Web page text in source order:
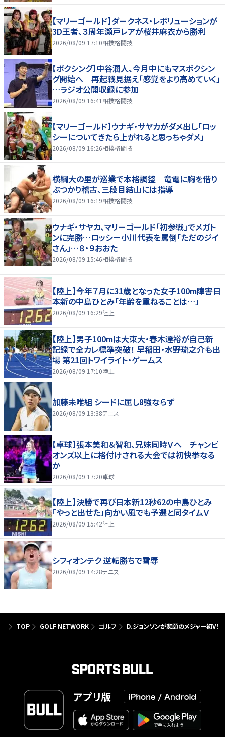
【マリーゴールド】ダークネス・レボリューションが
3D王者、３周年瀬戸レアが桜井麻衣から勝利
2026/08/09 17:10相撲格闘技
【ボクシング】中谷潤人、今月中にもマスボクシン
グ開始へ 再起戦見据え「感覚をより高めていく」
…ラジオ公開収録に参加
2026/08/09 16:41 相撲格闘技
【マリーゴールド】ウナギ・サヤカがダメ出し「ロッ
シーについてきたら上がれると思っちゃダメ」
2026/08/09 16:26相撲格闘技
横綱大の里が巡業で本格調整 竜電に胸を借り
ぶつかり稽古、三段目結山には指導
2026/08/09 16:19相撲格闘技
ウナギ・サヤカ、マリーゴールド「初参戦」でメガト
ンに完勝…ロッシー小川代表を罵倒「ただのジイ
さん」…８・９おおた
2026/08/09 15:46相撲格闘技
【陸上】今年７月に31歳となった女子100m障害日
本新の中島ひとみ「年齢を重ねることは…」
2026/08/09 16:29陸上
【陸上】男子100mは大東大・春木達裕が自己新
記録で全カレ標準突破！ 早稲田・水野琉之介も出
場 第21回トワイライト・ゲームス
2026/08/09 17:10陸上
加藤未唯組 シードに屈し8強ならず
2026/08/09 13:38テニス
【卓球】張本美和＆智和、兄妹同時Ｖへ チャンピ
オンズ以上に格付けされる大会では初快挙なる
か
2026/08/09 17:20卓球
【陸上】決勝で再び日本新12秒62の中島ひとみ
「やっと出せた」向かい風でも予選と同タイムＶ
2026/08/09 15:42陸上
シフィオンテク 逆転勝ちで雪辱
2026/08/09 14:28テニス
TOP GOLF NETWORK ゴルフ D.ジョンソンが悲願のメジャー初V
アプリ版